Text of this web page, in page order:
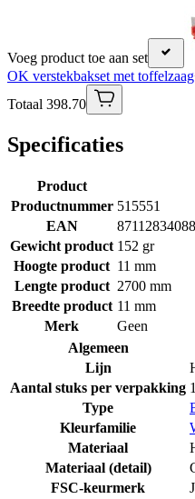
Voeg product toe aan set
OK verstekbakset met toffelzaag
Totaal 398.70
Specificaties
Product
Productnummer 515551
EAN
Gewicht product 152 gr
Hoogte product 11 mm
Lengte product 2700 mm
Breedte product 11 mm
Merk
Geen
Algemeen
Lijn
Aantal stuks per verpakking 1
Type
Kleurfamilie
Materiaal
Materiaal (detail)
FSC-keurmerk